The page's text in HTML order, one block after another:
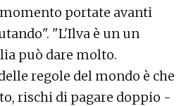
portate avanti
"L'Ilva è un un
può dare molto.
regole del mondo è che
rischi di pagare doppio -